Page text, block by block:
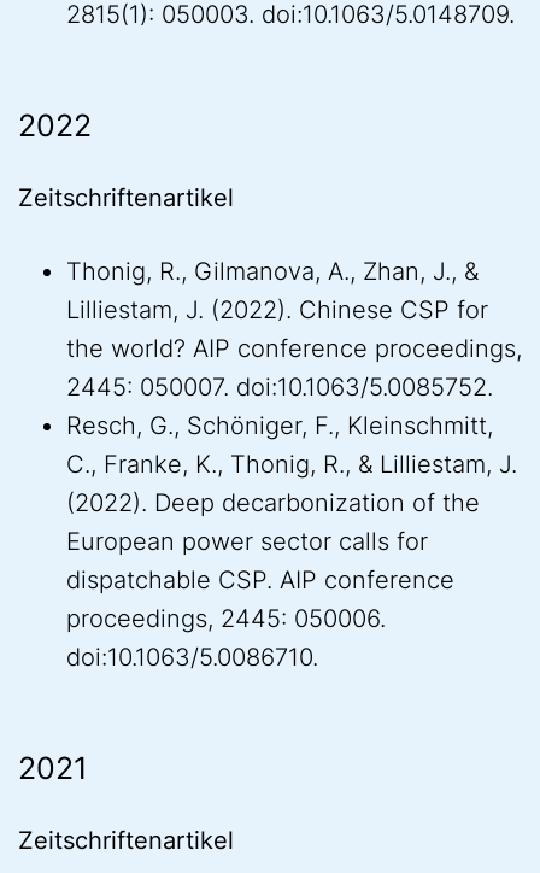
2815(1): 050003. doi:10.1063/5.0148709.
2022
Zeitschriftenartikel
Thonig, R., Gilmanova, A., Zhan, J., &
Lilliestam, J. (2022). Chinese CSP for
the world? AIP conference proceedings,
2445: 050007. doi:10.1063/5.0085752.
Resch, G., Schöniger, F., Kleinschmitt,
C., Franke, K., Thonig, R., & Lilliestam, J.
(2022). Deep decarbonization of the
European power sector calls for
dispatchable CSP. AIP conference
proceedings, 2445: 050006.
doi:10.1063/5.0086710.
2021
Zeitschriftenartikel